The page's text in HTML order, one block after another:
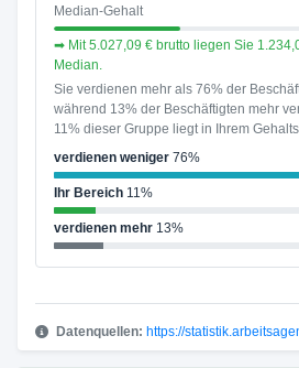
Median-Gehalt
➡ Mit 5.027,09 € brutto liegen Sie
Median.
Sie verdienen mehr als 76% der
während 13% der Beschäftigten mehr
11% dieser Gruppe liegt in Ihrem
verdienen weniger76%
Ihr Bereich11%
verdienen mehr13%
Datenquellen: https://